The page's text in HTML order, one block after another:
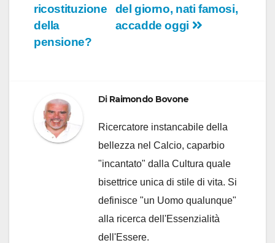
articoli
del giorno, nati famosi,
accadde oggi
ricostituzione
della
pensione?
Di Raimondo Bovone
Ricercatore instancabile della
bellezza nel Calcio, caparbio
"incantato" dalla Cultura quale
bisettrice unica di stile di vita. Si
definisce "un Uomo qualunque"
alla ricerca dell'Essenzialità
dell'Essere.